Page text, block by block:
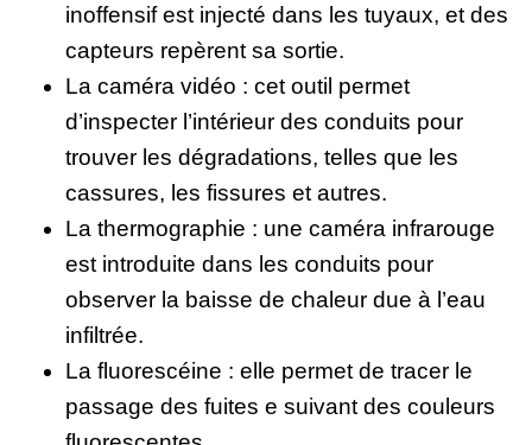
inoffensif est injecté dans les tuyaux, et des
capteurs repèrent sa sortie.
La caméra vidéo : cet outil permet
d’inspecter l’intérieur des conduits pour
trouver les dégradations, telles que les
cassures, les fissures et autres.
La thermographie : une caméra infrarouge
est introduite dans les conduits pour
observer la baisse de chaleur due à l’eau
infiltrée.
La fluorescéine : elle permet de tracer le
passage des fuites e suivant des couleurs